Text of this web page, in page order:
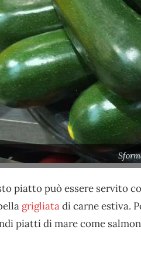
piatto può essere servito
grigliatadi carne estiva.
piatti di mare come